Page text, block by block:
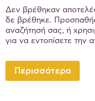
Δεν βρέθηκαν
δε βρέθηκε.
αναζήτησή σας, ή
για να εντοπίσετε την
Περισσότερα